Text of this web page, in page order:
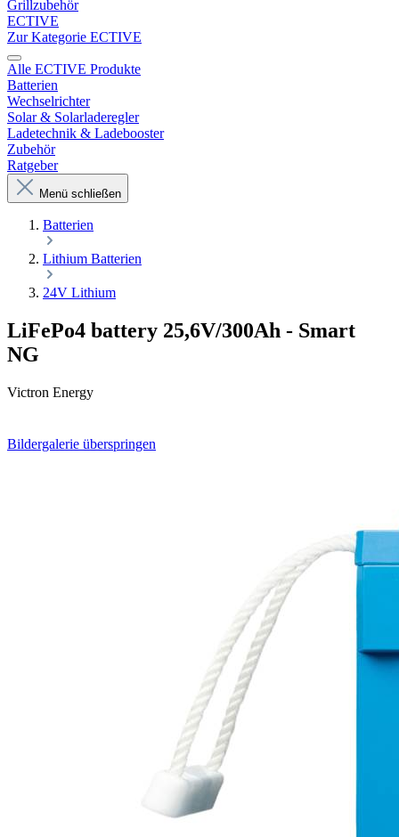
Grillzubehör
ECTIVE
Zur Kategorie ECTIVE
Alle ECTIVE Produkte
Batterien
Wechselrichter
Solar & Solarladeregler
Ladetechnik & Ladebooster
Zubehör
Ratgeber
Menü schließen
Batterien
Lithium Batterien
24V Lithium
LiFePo4 battery 25,6V/300Ah - Smart
NG
Victron Energy
Bildergalerie überspringen